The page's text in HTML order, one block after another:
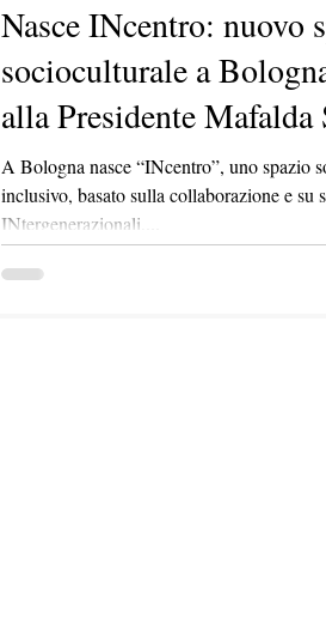
Nasce INcentro: nuovo
socioculturale a
alla Presidente
A Bologna nasce “INcentro”, uno spazio
inclusivo, basato sulla collaborazione e su
INtergenerazionali,...